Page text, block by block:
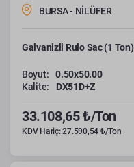
BURSA - NİLÜFER
Galvanizli Rulo Sac (1 Ton)
Boyut:
0.50x50.00
Kalite:
DX51D+Z
33.108,65 ₺/Ton
KDV Hariç: 27.590,54 ₺/Ton